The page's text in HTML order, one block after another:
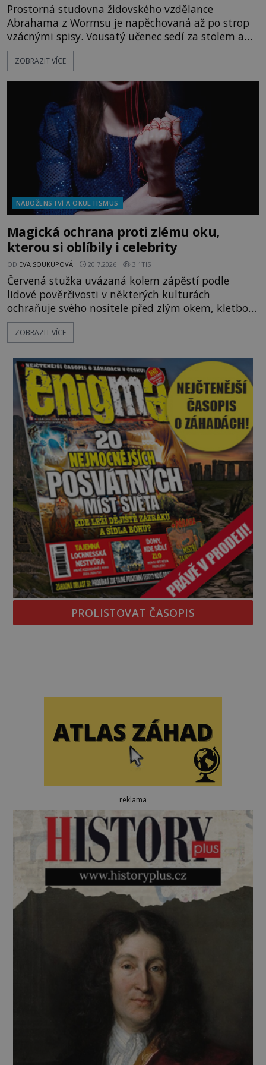
Prostorná studovna židovského vzdělance
Abrahama z Wormsu je napěchovaná až po strop
vzácnými spisy. Vousatý učenec sedí za stolem a
před sebou má rozložený jeden z nejzáhadnějších
magických textů. Jde o Abramelinův grimoár, který
kouzla, jak si někteří myslí, nebo jde o pouhou
pověru? Už šest měsíců pobývá
ZOBRAZIT VÍCE
NÁBOŽENSTVÍ A OKULTISMUS
Magická ochrana proti zlému oku,
kterou si oblíbily i celebrity
OD EVA SOUKUPOVÁ 20.7.2026 3.1TIS
Červená stužka uvázaná kolem zápěstí podle
lidové pověrčivosti v některých kulturách
ochraňuje svého nositele před zlým okem, kletbou,
která může přivodit neštěstí či nemoc. S tímto
nenápadným symbolem magické ochrany lze
nebo Leonarda DiCapria. Na Blízkém východě a v
židovských komunitách po celém světě, je
ZOBRAZIT VÍCE
PROLISTOVAT ČASOPIS
reklama